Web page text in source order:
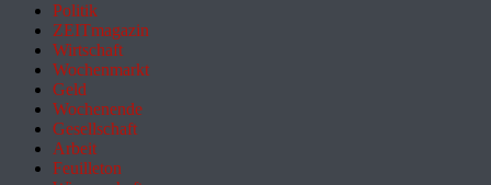
Politik
ZEITmagazin
Wirtschaft
Wochenmarkt
Geld
Wochenende
Gesellschaft
Arbeit
Feuilleton